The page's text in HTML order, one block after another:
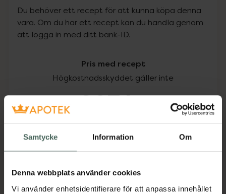
Samtycke Information Om
Denna webbplats använder cookies
Vi använder enhetsidentifierare för att anpassa innehållet
Du behöver ett recept för att kunna köpa denna
vara. Om du har ett recept kan du handla genom
att logga in med ditt bank-ID.
Pris med recept
Högkostnadsskyddet gäller inte
207 kr
I apotek:207 kr
Köp via ditt recept
Aktuella erbjudanden